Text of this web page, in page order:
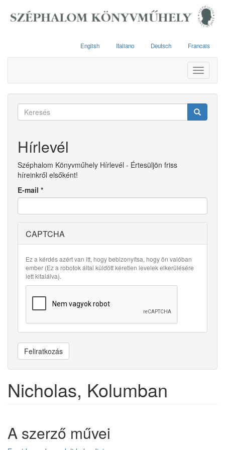
English Italiano Deutsch Francais
Toggle
Keresés
Hírlevél
Széphalom Könyvműhely Hírlevél - Értesüljön friss
híreinkről elsőként!
E-mail *
CAPTCHA
Ez a kérdés azért van itt, hogy bebizonyítsa, hogy ön valóban
ember (Ez a robotok által küldött kéretlen levelek elkerülésére
lett kitalálva).
Feliratkozás
Nicholas, Kolumban
A szerző művei